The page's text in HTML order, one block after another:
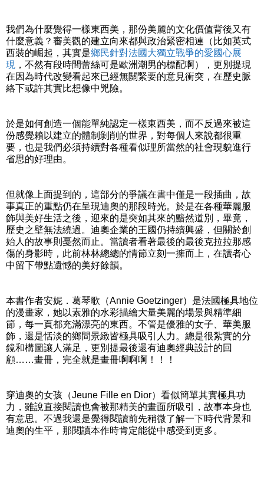
我們為什麼覺得一樣東西美，那份美麗的文化價值背後又有
什麼意義？審美觀的建立向來都與政治緊密相連（比如英式
西裝的崛起，其實是鄉民針對法國大獨立戰爭的愛國心展
現 ，不然有段時間蕾絲可是歐洲潮男的標配啊），更別提現
在因為時代改變看起來已經無關緊要的意見衝突，在歷史脈
絡下或許其實比想像中兇險。
於是如何創造一個能單純認定一樣東西美，而不反過來被這
份感覺賴以建立的體制剝削的世界，對每個人來說都很重
要，也是我們必須持續對各種看似理所當然的社會現貌進行
省思的好理由。
但就像上面提到的，這部分的爭議在書中僅是一段插曲，故
事真正的重點仍在呈現迪奧的那段時光。於是在各種華麗服
飾與美好生活之後，迎來的是突如其來的黯然道別，畢竟，
歷史之壁無法繞過。迪奧企業的王國仍持續興盛，但關於創
始人的故事則戞然而止。當讀者看著最後的最後克拉拉那感
傷的身影時，此前林林總總的情節立刻一擁而上，在讀者心
中留下帶點遺憾的美好餘韻。
本書作者安妮．葛琴歌（Annie Goetzinger）是法國極具地位
的漫畫家，她以素雅的水彩描繪大量美麗的場景與精準細
節，每一頁都充滿漂亮的東西。不管是優雅的女子、華美服
飾，還是恬淡的鄉間景緻皆極具吸引人力。總是很紮實的分
鏡和構圖讓人滿足，更別提最後還有迪奧經典設計的回
顧……畫冊，完全就是畫冊啊啊啊！！！
穿迪奧的女孩（Jeune Fille en Dior）看似簡單其實極具功
力，雖說直接閱讀也會被那精美的畫面所吸引，故事本身也
有意思。不過我還是覺得閱讀前先稍微了解一下時代背景和
迪奧的生平，那閱讀本作時肯定能從中感受到更多。